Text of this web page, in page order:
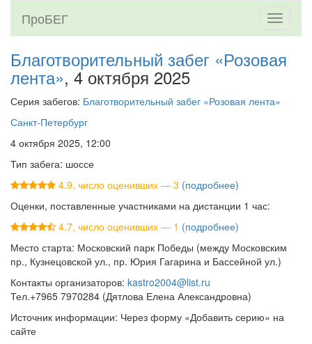
Toggle
ПроБЕГ
Благотворительный забег «Розовая
лента», 4 октября 2025
Серия забегов: Благотворительный забег «Розовая лента»
Санкт-Петербург
4 октября 2025, 12:00
Тип забега: шоссе
4.9, число оценивших — 3 (подробнее)
Оценки, поставленные участниками на дистанции 1 час:
4.7, число оценивших — 1 (подробнее)
Место старта: Московский парк Победы (между Московским
пр., Кузнецовской ул., пр. Юрия Гагарина и Бассейной ул.)
Контакты организаторов: kastro2004@list.ru
Тел.+7965 7970284 (Дятлова Елена Александровна)
Источник информации: Через форму «Добавить серию» на
сайте